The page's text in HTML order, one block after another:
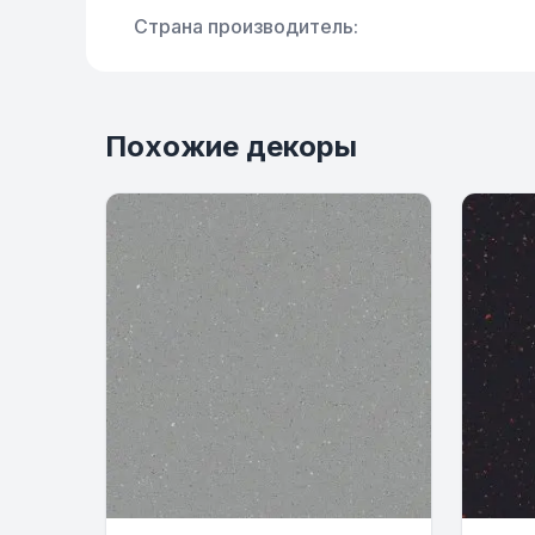
Страна производитель:
Похожие декоры